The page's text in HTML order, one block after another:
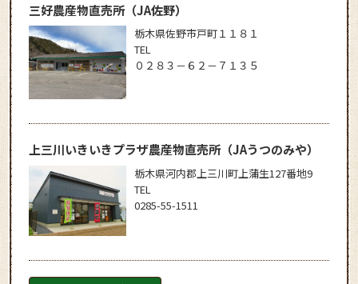
三好農産物直売所（JA佐野）
栃木県佐野市戸町１１８１
TEL
０２８３－６２－７１３５
上三川いきいきプラザ農産物直売所（JAうつのみや）
栃木県河内郡上三川町上蒲生127番地9
TEL
0285-55-1511